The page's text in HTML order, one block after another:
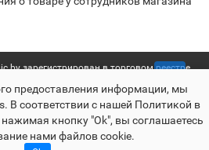
о товаре у сотрудников магазина
| УНП 192655613 | Свидетельство о
выдано Мингорисполкомом от
27.05.2016
-cropas.by
предоставления информации, мы
В соответствии с нашей Политикой в
кнопку "Ok", вы соглашаетесь
нами файлов cookie.